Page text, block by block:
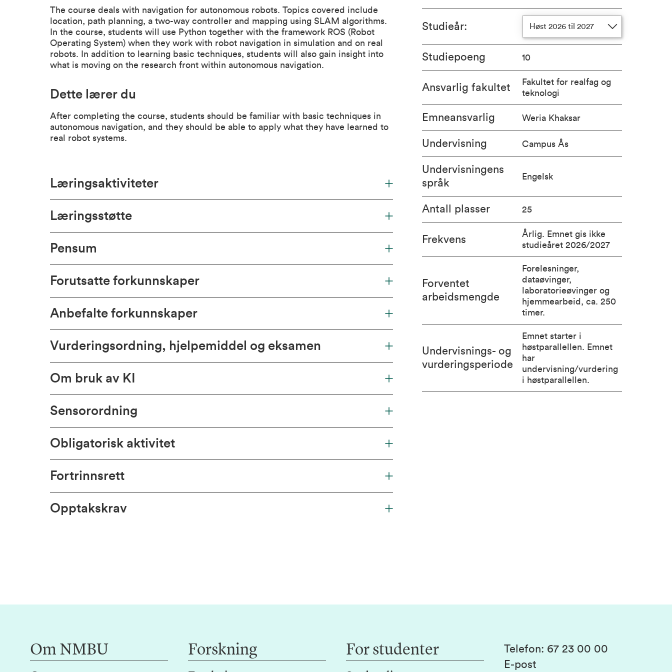
The course deals with navigation for autonomous robots. Topics covered include
location, path planning, a two-way controller and mapping using SLAM algorithms.
In the course, students will use Python together with the framework ROS (Robot
Operating System) when they work with robot navigation in simulation and on real
robots. In addition to learning basic techniques, students will also gain insight into
what is moving on the research front within autonomous navigation.
Dette lærer du
After completing the course, students should be familiar with basic techniques in
autonomous navigation, and they should be able to apply what they have learned to
real robot systems.
Læringsaktiviteter
Læringsstøtte
Pensum
Forutsatte forkunnskaper
Anbefalte forkunnskaper
Vurderingsordning, hjelpemiddel og eksamen
Om bruk av KI
Sensorordning
Obligatorisk aktivitet
Fortrinnsrett
Opptakskrav
Studieår: Høst 2026 til 2027
Studiepoeng 10
Ansvarlig fakultet
Fakultet for realfag og
teknologi
Emneansvarlig Weria Khaksar
Undervisning Campus Ås
Undervisningens
språk
Engelsk
Antall plasser 25
Frekvens
Årlig. Emnet gis ikke
studieåret 2026/2027
Forventet
arbeidsmengde
Forelesninger,
dataøvinger,
laboratorieøvinger og
hjemmearbeid, ca. 250
timer.
Undervisnings- og
vurderingsperiode
Emnet starter i
høstparallellen. Emnet
har
undervisning/vurdering
i høstparallellen.
Om NMBU Forskning For studenter Telefon: 67 23 00 00
E-post